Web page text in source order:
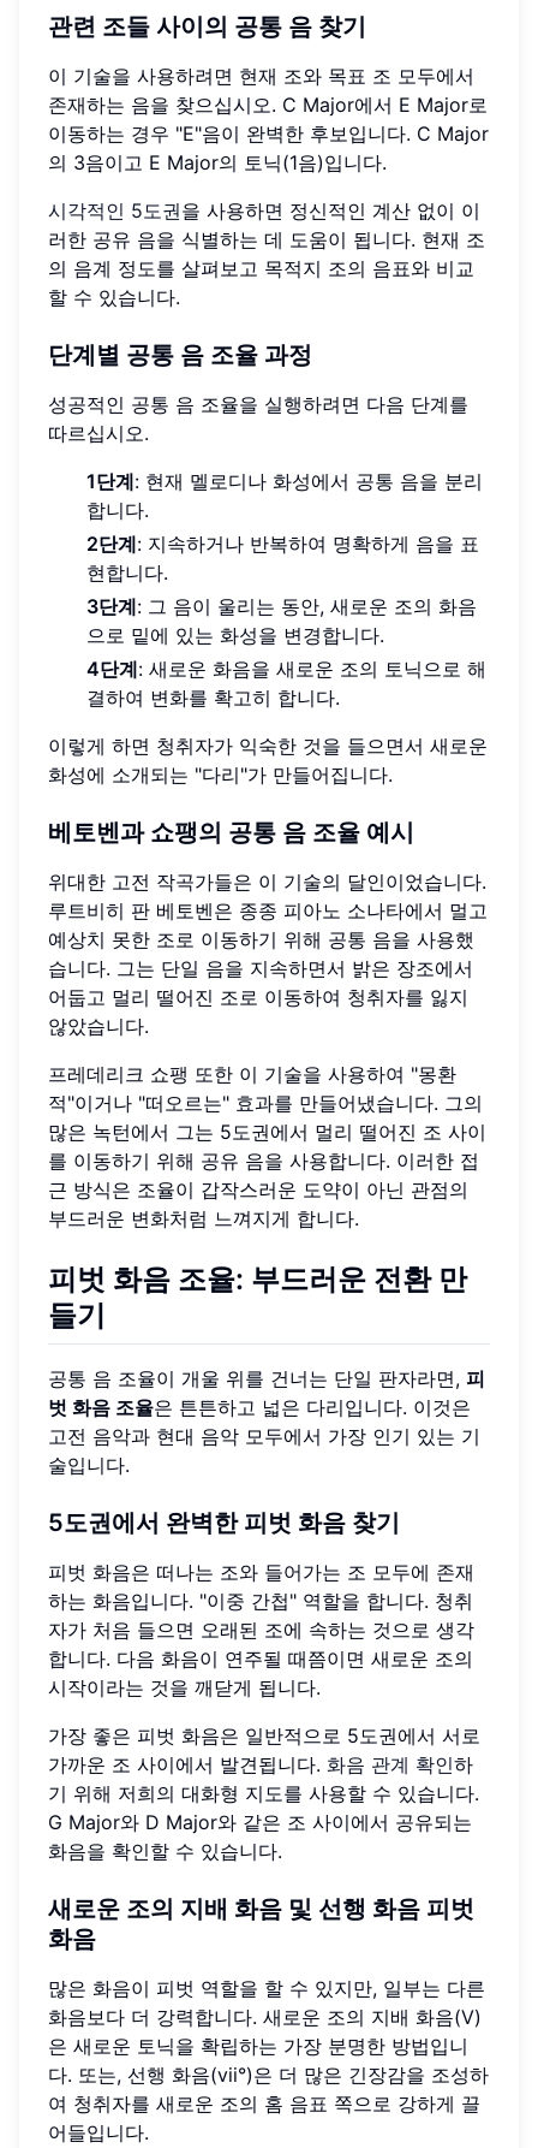
관련 조들 사이의 공통 음 찾기
이 기술을 사용하려면 현재 조와 목표 조 모두에서
존재하는 음을 찾으십시오. C Major에서 E Major로
이동하는 경우 "E"음이 완벽한 후보입니다. C Major
의 3음이고 E Major의 토닉(1음)입니다.
시각적인 5도권을 사용하면 정신적인 계산 없이 이
러한 공유 음을 식별하는 데 도움이 됩니다. 현재 조
의 음계 정도를 살펴보고 목적지 조의 음표와 비교
할 수 있습니다.
단계별 공통 음 조율 과정
성공적인 공통 음 조율을 실행하려면 다음 단계를
따르십시오.
1단계: 현재 멜로디나 화성에서 공통 음을 분리
합니다.
2단계: 지속하거나 반복하여 명확하게 음을 표
현합니다.
3단계: 그 음이 울리는 동안, 새로운 조의 화음
으로 밑에 있는 화성을 변경합니다.
4단계: 새로운 화음을 새로운 조의 토닉으로 해
결하여 변화를 확고히 합니다.
이렇게 하면 청취자가 익숙한 것을 들으면서 새로운
화성에 소개되는 "다리"가 만들어집니다.
베토벤과 쇼팽의 공통 음 조율 예시
위대한 고전 작곡가들은 이 기술의 달인이었습니다.
루트비히 판 베토벤은 종종 피아노 소나타에서 멀고
예상치 못한 조로 이동하기 위해 공통 음을 사용했
습니다. 그는 단일 음을 지속하면서 밝은 장조에서
어둡고 멀리 떨어진 조로 이동하여 청취자를 잃지
않았습니다.
프레데리크 쇼팽 또한 이 기술을 사용하여 "몽환
적"이거나 "떠오르는" 효과를 만들어냈습니다. 그의
많은 녹턴에서 그는 5도권에서 멀리 떨어진 조 사이
를 이동하기 위해 공유 음을 사용합니다. 이러한 접
근 방식은 조율이 갑작스러운 도약이 아닌 관점의
부드러운 변화처럼 느껴지게 합니다.
피벗 화음 조율: 부드러운 전환 만
들기
공통 음 조율이 개울 위를 건너는 단일 판자라면, 피
벗 화음 조율은 튼튼하고 넓은 다리입니다. 이것은
고전 음악과 현대 음악 모두에서 가장 인기 있는 기
술입니다.
5도권에서 완벽한 피벗 화음 찾기
피벗 화음은 떠나는 조와 들어가는 조 모두에 존재
하는 화음입니다. "이중 간첩" 역할을 합니다. 청취
자가 처음 들으면 오래된 조에 속하는 것으로 생각
합니다. 다음 화음이 연주될 때쯤이면 새로운 조의
시작이라는 것을 깨닫게 됩니다.
가장 좋은 피벗 화음은 일반적으로 5도권에서 서로
가까운 조 사이에서 발견됩니다. 화음 관계 확인하
기 위해 저희의 대화형 지도를 사용할 수 있습니다.
G Major와 D Major와 같은 조 사이에서 공유되는
화음을 확인할 수 있습니다.
새로운 조의 지배 화음 및 선행 화음 피벗
화음
많은 화음이 피벗 역할을 할 수 있지만, 일부는 다른
화음보다 더 강력합니다. 새로운 조의 지배 화음(V)
은 새로운 토닉을 확립하는 가장 분명한 방법입니
다. 또는, 선행 화음(vii°)은 더 많은 긴장감을 조성하
여 청취자를 새로운 조의 홈 음표 쪽으로 강하게 끌
어들입니다.